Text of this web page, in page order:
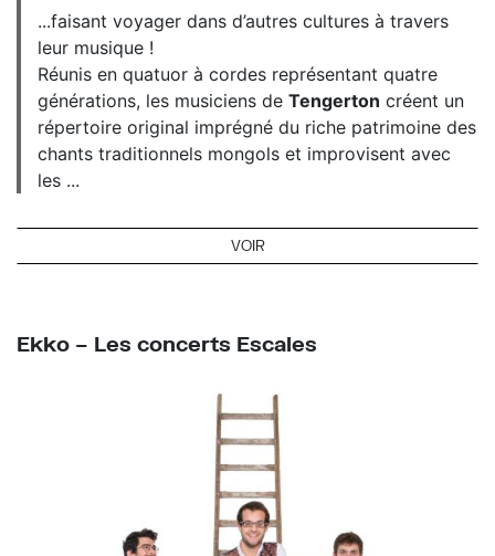
...faisant voyager dans d’autres cultures à travers
leur musique !
Réunis en quatuor à cordes représentant quatre
générations, les musiciens de Tengerton créent un
répertoire original imprégné du riche patrimoine des
chants traditionnels mongols et improvisent avec
les ...
VOIR
Ekko – Les concerts Escales